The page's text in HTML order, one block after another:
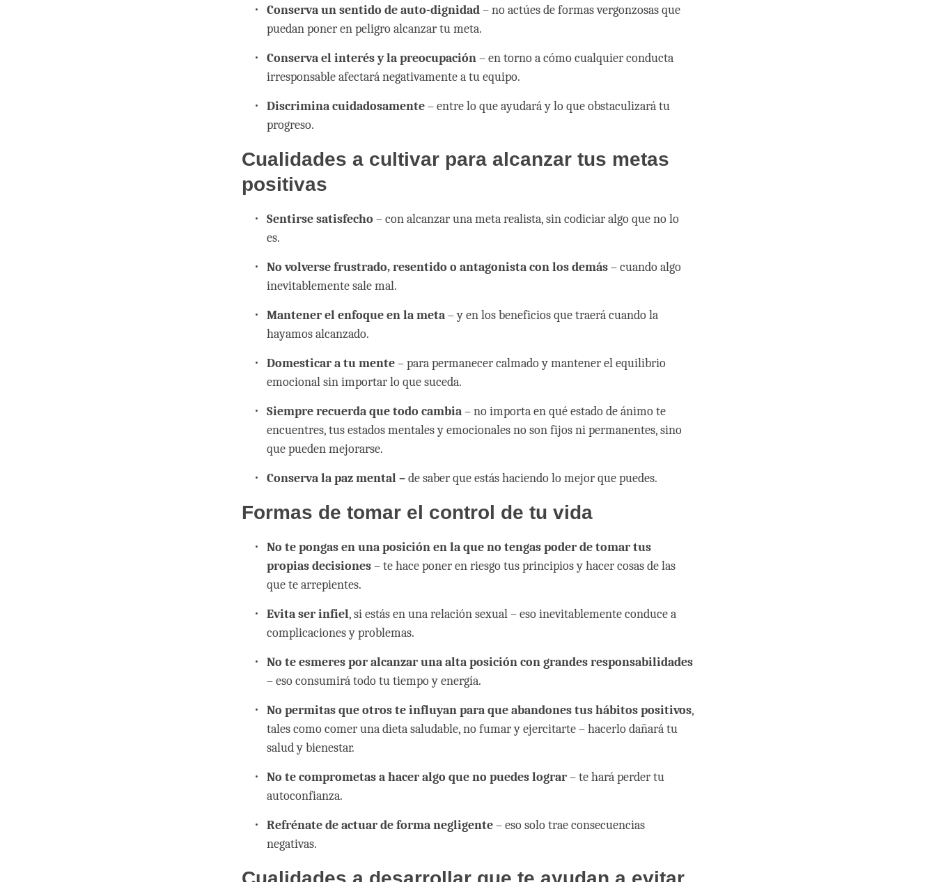
Conserva un sentido de auto-dignidad– no actúes de formas vergonzosas que
puedan poner en peligro alcanzar tu meta.
Conserva el interés y la preocupación– en torno a cómo cualquier conducta
irresponsable afectará negativamente a tu equipo.
Discrimina cuidadosamente– entre lo que ayudará y lo que obstaculizará tu
progreso.
Cualidades a cultivar para alcanzar tus metas
positivas
Sentirse satisfecho– con alcanzar una meta realista, sin codiciar algo que no lo
es.
No volverse frustrado, resentido o antagonista con los demás– cuando algo
inevitablemente sale mal.
Mantener el enfoque en la meta– y en los beneficios que traerá cuando la
hayamos alcanzado.
Domesticar a tu mente– para permanecer calmado y mantener el equilibrio
emocional sin importar lo que suceda.
Siempre recuerda que todo cambia– no importa en qué estado de ánimo te
encuentres, tus estados mentales y emocionales no son fijos ni permanentes, sino
que pueden mejorarse.
Conserva la paz mental –de saber que estás haciendo lo mejor que puedes.
Formas de tomar el control de tu vida
No te pongas en una posición en la que no tengas poder de tomar tus
propias decisiones– te hace poner en riesgo tus principios y hacer cosas de las
que te arrepientes.
Evita ser infiel, si estás en una relación sexual – eso inevitablemente conduce a
complicaciones y problemas.
No te esmeres por alcanzar una alta posición con grandes responsabilidades
– eso consumirá todo tu tiempo y energía.
No permitas que otros te influyan para que abandones tus hábitos positivos,
tales como comer una dieta saludable, no fumar y ejercitarte – hacerlo dañará tu
salud y bienestar.
No te comprometas a hacer algo que no puedes lograr– te hará perder tu
autoconfianza.
Refrénate de actuar de forma negligente– eso solo trae consecuencias
negativas.